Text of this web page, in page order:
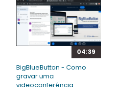
04:39
BigBlueButton - Como
gravar uma
videoconferência